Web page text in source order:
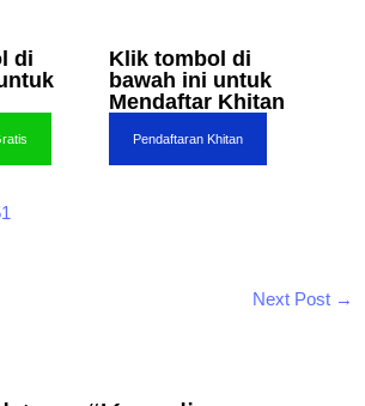
di
Klik tombol di
bawah ini untuk
Mendaftar Khitan
Pendaftaran Khitan
Next Post →